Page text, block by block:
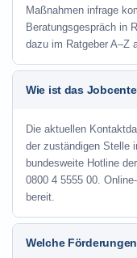
Maßnahmen infrage
Beratungsgespräch in
dazu im Ratgeber A–Z
Wie ist das
Die aktuellen
der zuständigen Stelle
bundesweite Hotline
0800 4 5555 00.
bereit.
Welche